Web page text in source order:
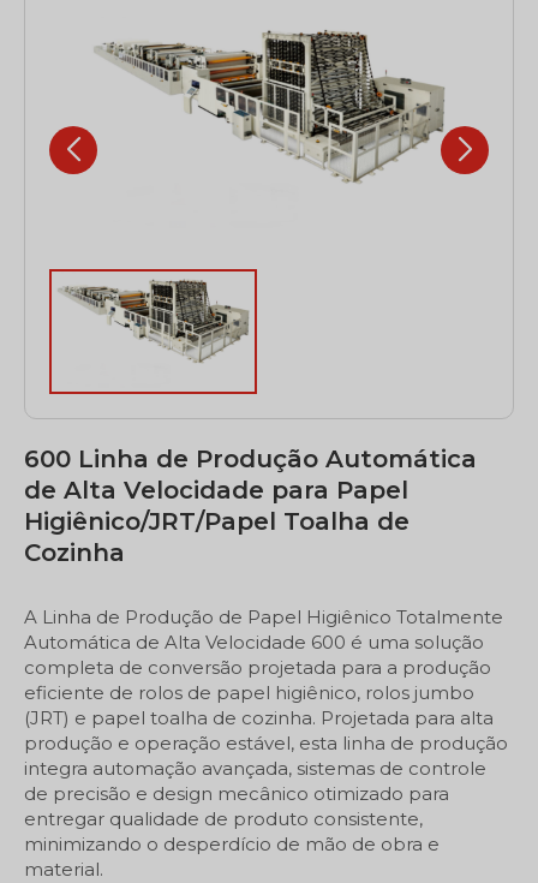
600 Linha de Produção Automática
de Alta Velocidade para Papel
Higiênico/JRT/Papel Toalha de
Cozinha
A Linha de Produção de Papel Higiênico Totalmente
Automática de Alta Velocidade 600 é uma solução
completa de conversão projetada para a produção
eficiente de rolos de papel higiênico, rolos jumbo
(JRT) e papel toalha de cozinha. Projetada para alta
produção e operação estável, esta linha de produção
integra automação avançada, sistemas de controle
de precisão e design mecânico otimizado para
entregar qualidade de produto consistente,
minimizando o desperdício de mão de obra e
material.